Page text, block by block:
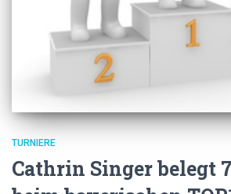
TURNIERE
Cathrin Singer belegt